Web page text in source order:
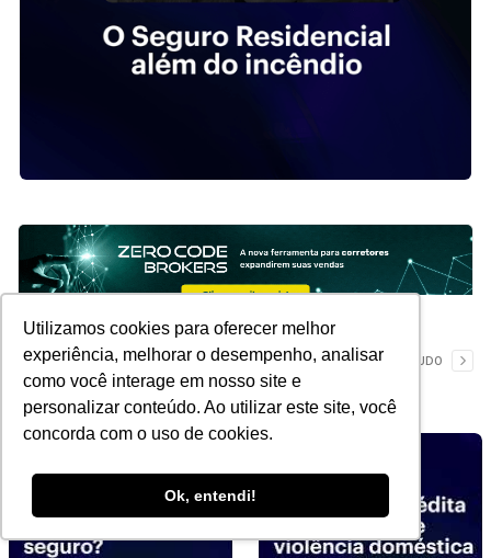
Utilizamos cookies para oferecer melhor
experiência, melhorar o desempenho, analisar
como você interage em nosso site e
personalizar conteúdo. Ao utilizar este site, você
concorda com o uso de cookies.
Ok, entendi!
YouTube VER TUDO